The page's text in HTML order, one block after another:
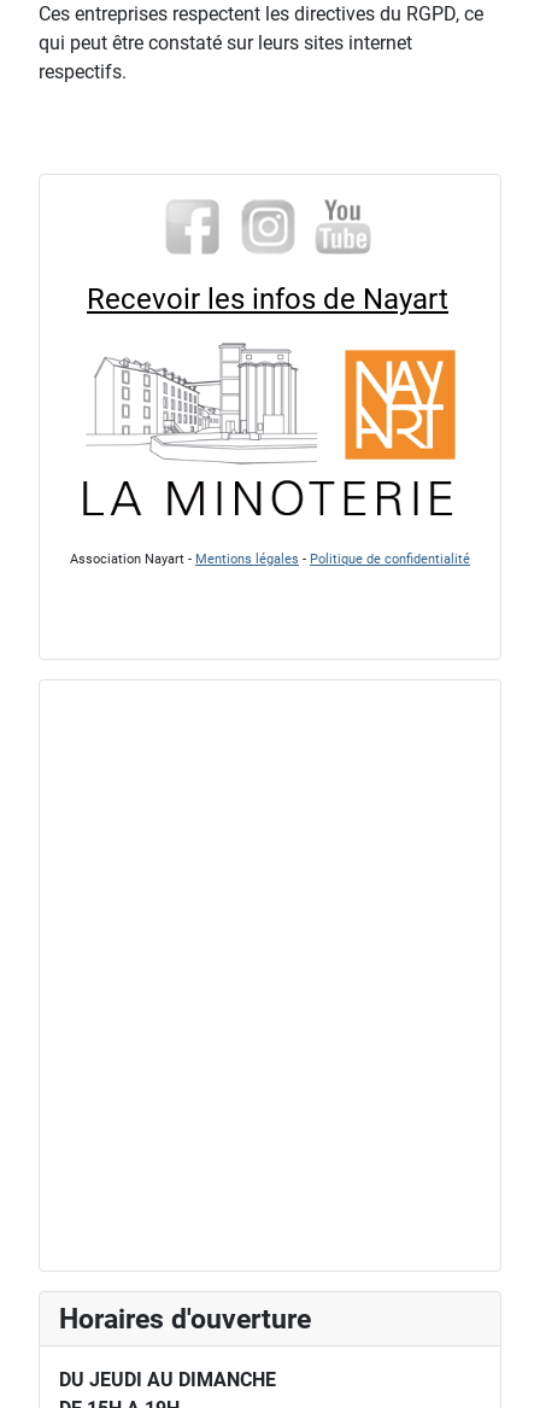
Ces entreprises respectent les directives du RGPD, ce
qui peut être constaté sur leurs sites internet
respectifs.
Recevoir les infos de Nayart
Association Nayart - Mentions légales - Politique de confidentialité
Horaires d'ouverture
DU JEUDI AU DIMANCHE